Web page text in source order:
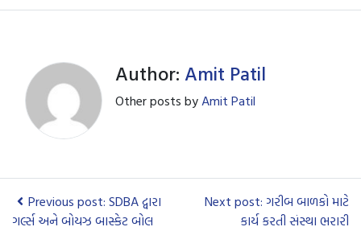
Author: Amit Patil
Other posts byAmit Patil
Previous post: SDBA દ્વારા
ગર્લ્સ અને બોયઝ બાસ્કેટ બોલ
Next post: ગરીબ બાળકો માટે
કાર્ય કરતી સંસ્થા ભરારી